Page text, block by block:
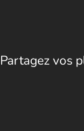
Partagez vos